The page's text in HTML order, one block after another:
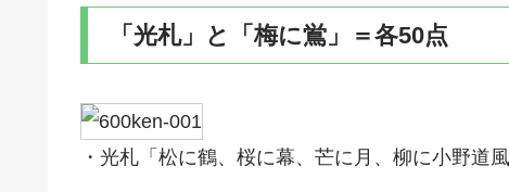
「光札」と「梅に鴬」＝各50点
・光札「松に鶴、桜に幕、芒に月、柳に小野道